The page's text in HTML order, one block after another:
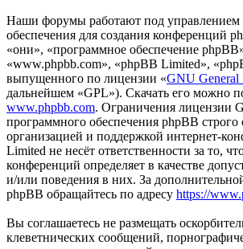
Наши форумы работают под управлением
обеспечения для создания конференций
«они», «программное обеспечение
«www.phpbb.com», «phpBB Limited»,
выпущенного по лицензии «GNU General
дальнейшем «GPL»). Скачать его можно
www.phpbb.com. Ограничения лицензии
программного обеспечения phpBB строго
организацией и поддержкой интернет-
Limited не несёт ответственности за то,
конференций определяет в качестве
и/или поведения в них. За
phpBB обращайтесь по адресу https://
Вы соглашаетесь не размещать
клеветнических сообщений,